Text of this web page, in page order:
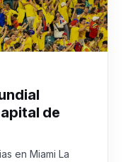
de
en Miami La